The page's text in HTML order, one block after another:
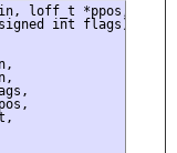
loff_t *ppos,
int flags)